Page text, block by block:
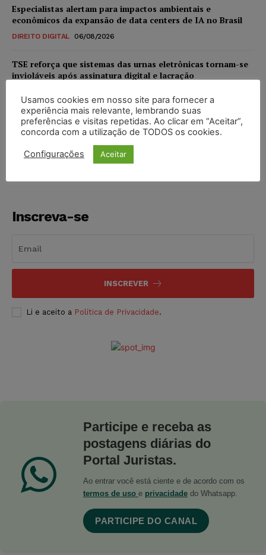
Especialistas alertam para impactos ambientais e
econômicos da expansão de data centers de IA no Brasil
DIREITO DIGITAL 06/08/2026
TSE reforça que sistemas das urnas eletrônicas tornam-se
invioláveis após assinatura digital e lacração
STF inicia julgamento sobre constitucionalidade da
proibição dos jogos de azar no Brasil
Inscreva-se
INSCREVER
Li e aceito a Política de Privacidade.
Participe e receba as
postagens diárias do
Portal Juristas.
Ao entrar você está ciente e de acordo com os
termos de uso e privacidade do Whatsapp.
PARTICIPE DO CANAL
Usamos cookies em nosso site para fornecer a
experiência mais relevante, lembrando suas
preferências e visitas repetidas. Ao clicar em “Aceitar”,
concorda com a utilização de TODOS os cookies.
Configurações Aceitar